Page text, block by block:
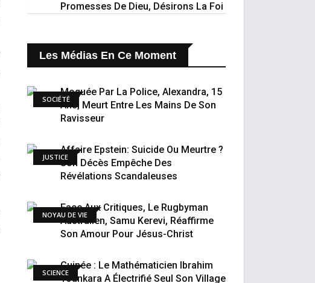
Promesses De Dieu, Désirons La Foi
Les Médias En Ce Moment
SOCIÉTÉ
Moquée Par La Police, Alexandra, 15
Ans, Meurt Entre Les Mains De Son
Ravisseur
JUSTICE
Affaire Epstein: Suicide Ou Meurtre ?
Son Décès Empêche Des
Révélations Scandaleuses
NOYAU DE VIE
Face Aux Critiques, Le Rugbyman
Australien, Samu Kerevi, Réaffirme
Son Amour Pour Jésus-Christ
SCIENCE
Guinée : Le Mathématicien Ibrahim
Tounkara A Électrifié Seul Son Village